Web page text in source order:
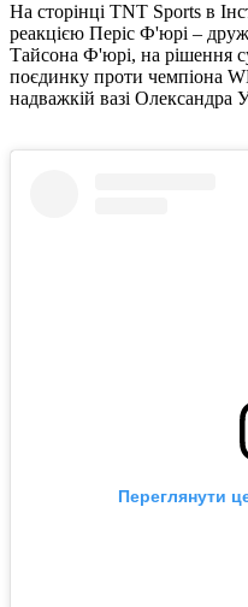
На сторінці TNT Sports в
реакцією Періс Ф'юрі –
Тайсона Ф'юрі, на рішення
поєдинку проти чемпіона
надважкій вазі Олександра
Переглянути